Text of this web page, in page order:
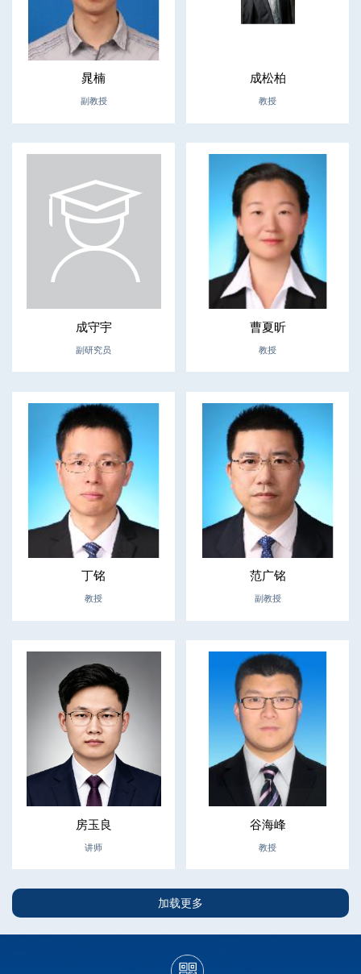
晁楠
副教授
成松柏
教授
成守宇
副研究员
曹夏昕
教授
丁铭
教授
范广铭
副教授
房玉良
讲师
谷海峰
教授
加载更多